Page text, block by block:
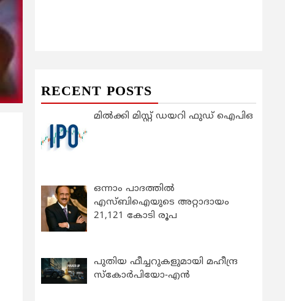
RECENT POSTS
മിൽക്കി മിസ്റ്റ് ഡയറി ഫുഡ് ഐപിഒ
ഒന്നാം പാദത്തിൽ
എസ്ബിഐയുടെ അറ്റാദായം
21,121 കോടി രൂപ
പുതിയ ഫീച്ചറുകളുമായി മഹീന്ദ്ര
സ്കോർപിയോ-എൻ